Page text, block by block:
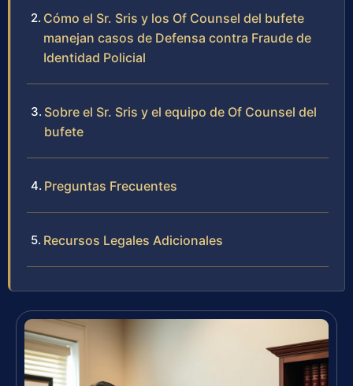
Cómo el Sr. Sris y los Of Counsel del bufete
manejan casos de Defensa contra Fraude de
Identidad Policial
Sobre el Sr. Sris y el equipo de Of Counsel del
bufete
Preguntas Frecuentes
Recursos Legales Adicionales